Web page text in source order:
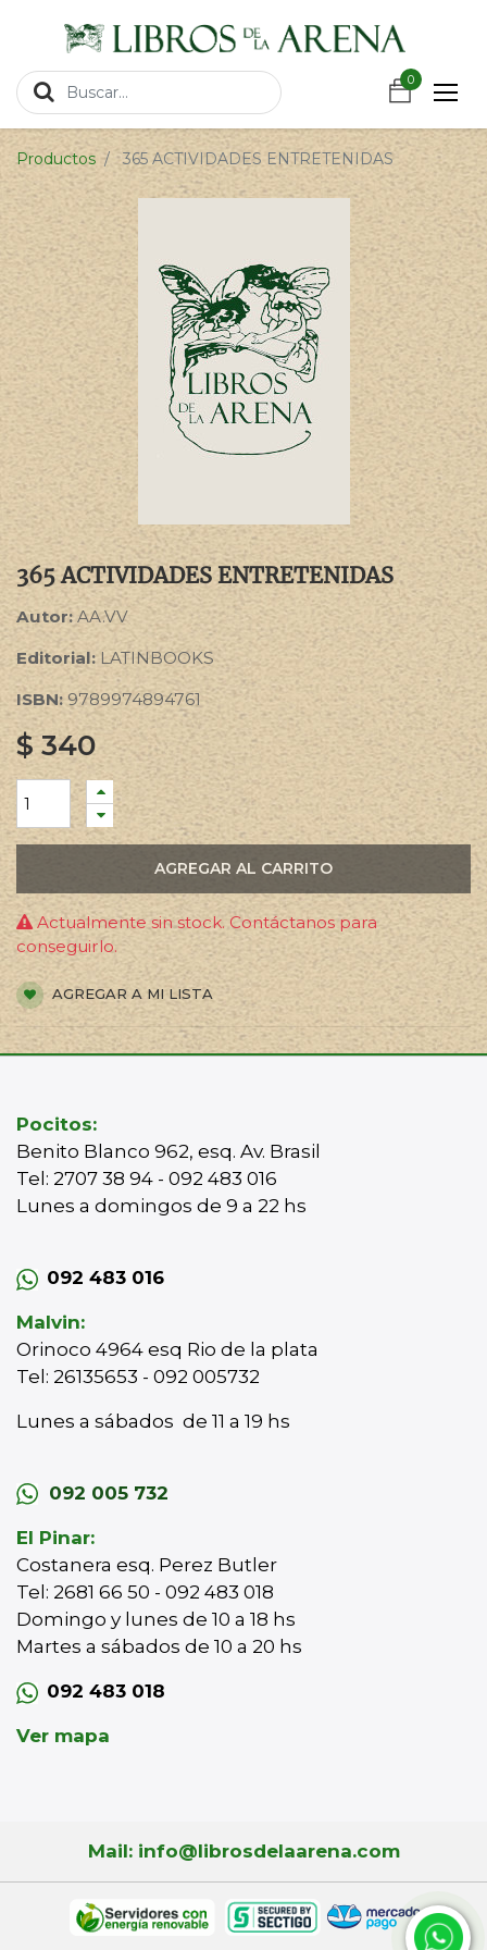
0
0
Productos 365 ACTIVIDADES ENTRETENIDAS
365 ACTIVIDADES ENTRETENIDAS
Autor:AA.VV
Editorial: LATINBOOKS
ISBN: 9789974894761
$340
AGREGAR AL CARRITO
Actualmente sin stock. Contáctanos para
conseguirlo.
AGREGAR A MI LISTA
Pocitos:
Benito Blanco 962, esq. Av. Brasil
Tel: 2707 38 94 - 092 483 016
Lunes a domingos de 9 a 22 hs
092 483 016
Malvin:
Orinoco 4964 esq Rio de la plata
Tel: 26135653 - 092 005732
Lunes a sábados de 11 a 19 hs
092 005 732
El Pinar:
Costanera esq. Perez Butler
Tel: 2681 66 50 - 092 483 018
Domingo y lunes de 10 a 18 hs
Martes a sábados de 10 a 20 hs
092 483 018
Ver mapa
Mail: info@librosdelaarena.com